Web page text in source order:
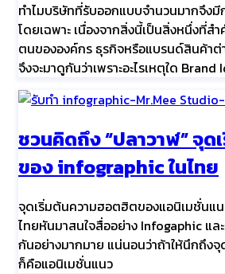
ทำไมบริษัทที่รับออกแบบจำนวนมากจึง
โดยเฉพาะ เนื่องจากสิ่งนี้เป็นสิ่งหนึ่งที่ส
ตนขององค์กร ธุรกิจหรือแบรนด์สินค้าต่
จึงจะมาดูกันว่าเพราะอะไรเหตุใด
ชวนคิดถึง “ปลาวาฬ” จุด
ของ infographic ในไทย
จุดเริ่มต้นความฮอตฮิตของแอนิเมชั่นแ
ไทยหันมาสนใจสื่ออย่าง Infogaphic แ
กันอย่างมากมาย แน่นอนว่าถ้าให้นึกถึง
ก็คือแอนิเมชั่นแนว